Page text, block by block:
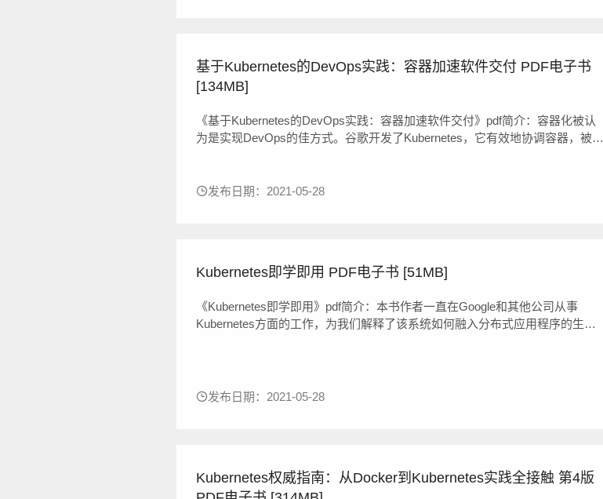
基于Kubernetes的DevOps实践：容器加速软件交付 PDF电子书
[134MB]
《基于Kubernetes的DevOps实践：容器加速软件交付》pdf简介：容器化被认
为是实现DevOps的佳方式。谷歌开发了Kubernetes，它有效地协调容器，被认
发布日期：2021-05-28
Kubernetes即学即用 PDF电子书 [51MB]
《Kubernetes即学即用》pdf简介：本书作者一直在Google和其他公司从事
Kubernetes方面的工作，为我们解释了该系统如何融入分布式应用程序的生命
发布日期：2021-05-28
Kubernetes权威指南：从Docker到Kubernetes实践全接触 第4版